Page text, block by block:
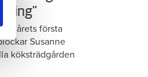
årets första
Susanne
köksträdgården